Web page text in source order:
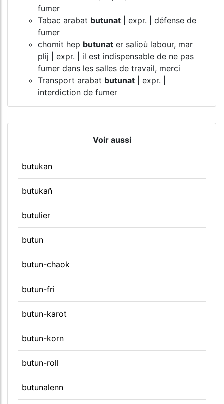
fumer
Tabac arabat butunat | expr. | défense de
fumer
chomit hep butunat er salioù labour, mar
plij | expr. | il est indispensable de ne pas
fumer dans les salles de travail, merci
Transport arabat butunat | expr. |
interdiction de fumer
Voir aussi
butukan
butukañ
butulier
butun
butun-chaok
butun-fri
butun-karot
butun-korn
butun-roll
butunalenn